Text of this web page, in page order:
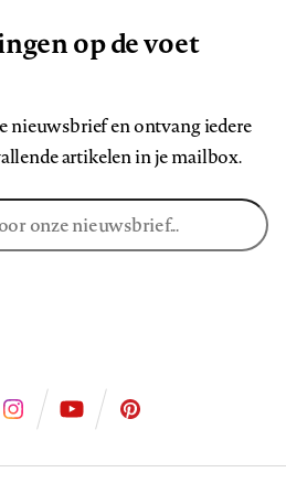
op de voet
nieuwsbrief en ontvang iedere
artikelen in je mailbox.
ons
ons
ons